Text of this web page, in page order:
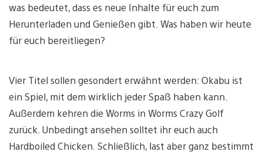
was bedeutet, dass es neue Inhalte für euch zum
Herunterladen und Genießen gibt. Was haben wir heute
für euch bereitliegen?
Vier Titel sollen gesondert erwähnt werden: Okabu ist
ein Spiel, mit dem wirklich jeder Spaß haben kann.
Außerdem kehren die Worms in Worms Crazy Golf
zurück. Unbedingt ansehen solltet ihr euch auch
Hardboiled Chicken. Schließlich, last aber ganz bestimmt